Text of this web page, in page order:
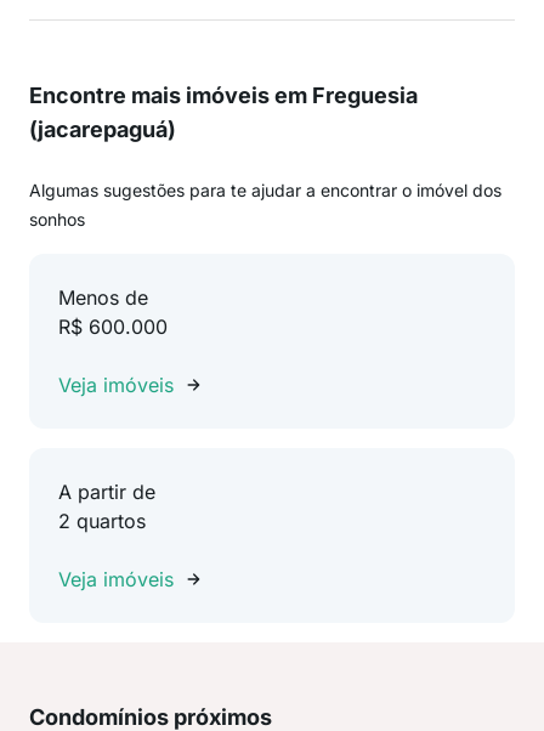
Encontre mais imóveis em Freguesia
(jacarepaguá)
Algumas sugestões para te ajudar a encontrar o imóvel dos
sonhos
Menos de
R$ 600.000
Veja imóveis
A partir de
2 quartos
Veja imóveis
Condomínios próximos